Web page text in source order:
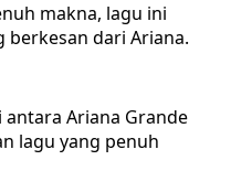
makna, lagu ini
berkesan dari Ariana.
antara Ariana Grande
lagu yang penuh